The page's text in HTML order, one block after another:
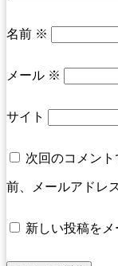
名前 ※
メール ※
サイト
次回のコメン
前、メールアドレ
新しい投稿を